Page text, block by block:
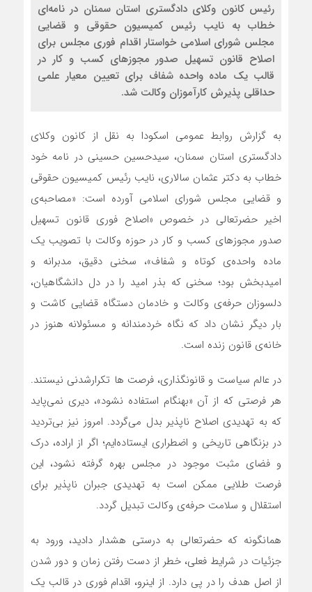
رئیس کانون وکلای دادگستری استان سمنان در نامه‌ای
خطاب به نایب رئیس کمیسیون حقوقی و قضایی
مجلس شورای اسلامی خواستار اقدام فوری مجلس برای
اصلاح قانون تسهیل صدور مجوزهای کسب و کار در
قالب یک ماده واحده‌ شفاف برای تعیین معیار علمی
حداقلی پذیرش کارآموزان وکالت شد.
به گزارش روابط عمومی اسکودا به نقل از کانون وکلای
دادگستری استان سمنان، سیدحسین حسینی در نامه خود
خطاب به دکتر عثمان سالاری، نایب رئیس کمیسیون حقوقی
و قضایی مجلس شورای اسلامی آورده است: «مصاحبه‌ی
اخیر حضرتعالی در خصوص «اصلاح فوری قانون تسهیل
صدور مجوزهای کسب‌ و کار در حوزه وکالت با تصویب یک
ماده واحده‌ی کوتاه و شفاف»، سخنی دقیق، مدبرانه و
امیدبخش بود؛ سخنی که بذر امید را در دل دانشگاهیان،
دلسوزان حرفه‌ی وکالت و خادمان دستگاه قضایی کاشت و
بار دیگر نشان داد که نگاه خردمندانه و مسئولانه هنوز در
خانه‌ی قانون زنده است.
در عالم سیاست و قانونگذاری، فرصت‌ ها تکرارشدنی نیستند.
هر فرصتی که از آن «بهنگام استفاده نشود»، دیری نمی‌پاید
که به تهدیدی اصلاح ‌ناپذیر بدل می‌گردد. امروز نیز بی‌تردید
در بزنگاهی تاریخی و اضطراری ایستاده‌ایم؛ اگر از اراده، درک
و فضای مثبت موجود در مجلس بهره گرفته نشود، این
فرصت طلایی ممکن است به تهدیدی جبران‌ ناپذیر برای
استقلال و سلامت حرفه‌ی وکالت تبدیل گردد.
همانگونه که حضرتعالی به‌ درستی هشدار دادید، ورود به
جزئیات در شرایط فعلی، خطر از دست رفتن زمان و دور شدن
از اصل هدف را در پی دارد. از اینرو، اقدام فوری در قالب یک